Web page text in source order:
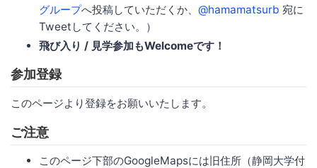
グループへ投稿していただくか、 @hamamatsurb 宛に
Tweetしてください。）
飛び入り / 見学参加もWelcomeです！
参加登録
このページより登録をお願いいたします。
ご注意
このページ下部のGoogleMapsには旧住所（静岡大学付